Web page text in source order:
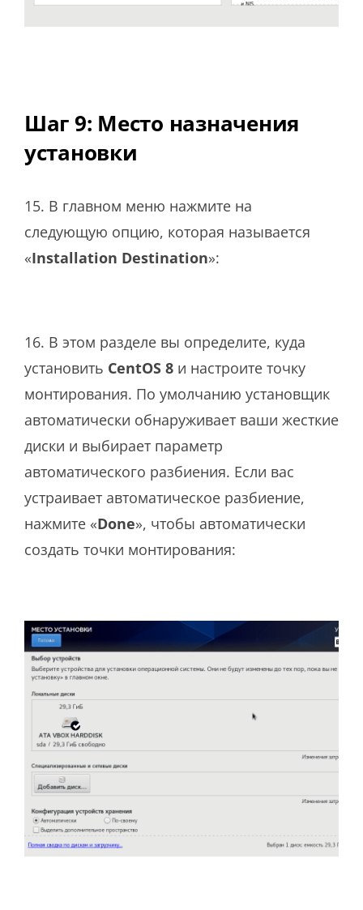
Шаг 9: Место назначения
установки
15. В главном меню нажмите на
следующую опцию, которая называется
«Installation Destination»:
16. В этом разделе вы определите, куда
установить CentOS 8 и настроите точку
монтирования. По умолчанию установщик
автоматически обнаруживает ваши жесткие
диски и выбирает параметр
автоматического разбиения. Если вас
устраивает автоматическое разбиение,
нажмите «Done», чтобы автоматически
создать точки монтирования: